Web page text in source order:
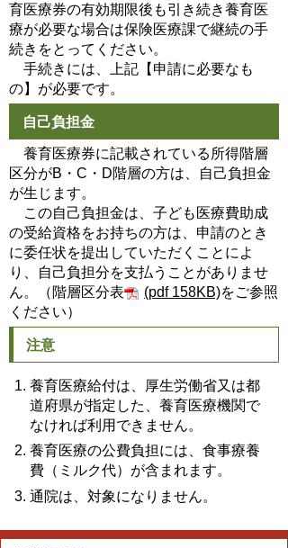
育医療券の有効期限後も引き続き養育医
療が必要な場合は保険医療課で継続の手
続きをとってください。
手続きには、上記【申請に必要なも
の】が必要です。
自己負担金
養育医療券に記載されている所得階層
区分がB・C・D階層の方は、自己負担金
が生じます。
この自己負担金は、子ども医療費助成
の受給資格をお持ちの方は、申請のとき
に委任状を提出していただくことによ
り、自己負担分を支払うことがありませ
ん。（階層区分表
(pdf 158KB)をご参照
ください）
注意
養育医療給付は、厚生労働省又は都
道府県が指定した、養育医療機関で
なければ利用できません。
養育医療の公費負担には、食事療養
費（ミルク代）が含まれます。
通院は、対象になりません。